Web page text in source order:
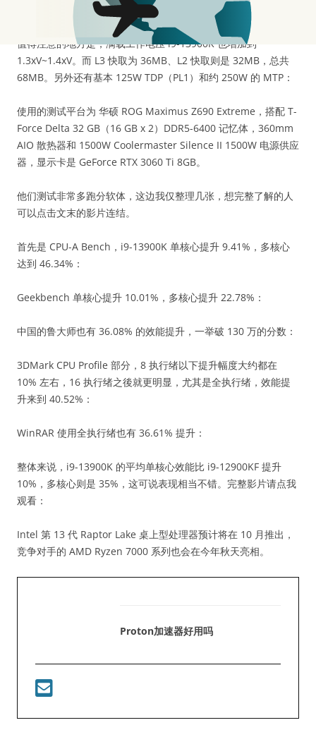
12900K 就有着 7% 和 11% 的提升：
值得注意的地方是，满载工作电压 i9-13900K 也增加到
1.3xV~1.4xV。而 L3 快取为 36MB、L2 快取则是 32MB，总共
68MB。另外还有基本 125W TDP（PL1）和约 250W 的 MTP：
使用的测试平台为 华硕 ROG Maximus Z690 Extreme，搭配 T-
Force Delta 32 GB（16 GB x 2）DDR5-6400 记忆体，360mm
AIO 散热器和 1500W Coolermaster Silence II 1500W 电源供应
器，显示卡是 GeForce RTX 3060 Ti 8GB。
他们测试非常多跑分软体，这边我仅整理几张，想完整了解的人
可以点击文末的影片连结。
首先是 CPU-A Bench，i9-13900K 单核心提升 9.41%，多核心
达到 46.34%：
Geekbench 单核心提升 10.01%，多核心提升 22.78%：
中国的鲁大师也有 36.08% 的效能提升，一举破 130 万的分数：
3DMark CPU Profile 部分，8 执行绪以下提升幅度大约都在
10% 左右，16 执行绪之後就更明显，尤其是全执行绪，效能提
升来到 40.52%：
WinRAR 使用全执行绪也有 36.61% 提升：
整体来说，i9-13900K 的平均单核心效能比 i9-12900KF 提升
10%，多核心则是 35%，这可说表现相当不错。完整影片请点我
观看：
Intel 第 13 代 Raptor Lake 桌上型处理器预计将在 10 月推出，
竞争对手的 AMD Ryzen 7000 系列也会在今年秋天亮相。
Proton加速器好用吗